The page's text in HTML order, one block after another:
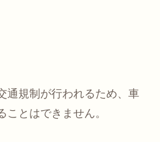
通規制が行われるため、車
ことはできません。